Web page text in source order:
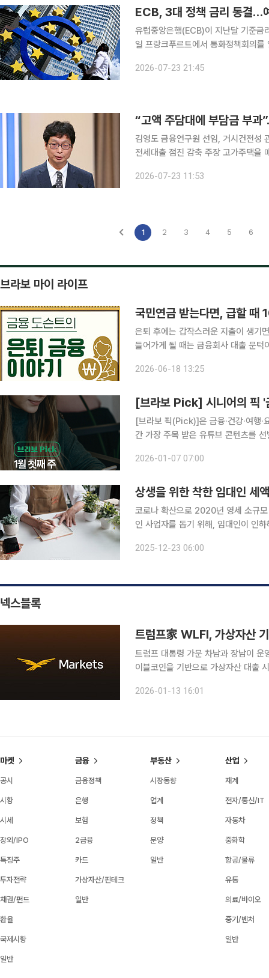
ECB, 3대 정책 금리 동결…
유럽중앙은행(ECB)이 지난달 기준금리를
일 프랑크푸르트에서 통화정책회의
격이 급등하면서 인플레이션 우려가
2026-07-23 21:45
“고액 주담대에 부담금 부과
김영도 금융연구원 선임, 거시건전성
전세대출 점진 감축 주장 고가주택을 매입하거나 고액의 주택담보대출을 받는 차주에게 대출금리
등 대출 규모를 제한하는 기존 양적
2026-07-23 11:53
1 2 3 4 5 6
브라보 마이 라이프
국민연금 받는다면, 급할 때
은퇴 후에는 갑작스러운 지출이 생기
들어가게 될 때는 금융회사 대출 문
2026-06-18 13:25
[브라보 Pick] 시니어의 픽 '
[브라보 픽(Pick)]은 금융·건강·여행
간 가장 주목 받은 유튜브 콘텐츠를
유튜브 주요 채널의 조회 흐름과 포털
2026-01-07 07:00
상생을 위한 착한 임대인 세
코로나 확산으로 2020년 영세 소규
인 사업자를 돕기 위해, 임대인이 인
한 것이다. 당초 2020년 말까지만 적
2025-12-23 06:00
넥스블록
트럼프家 WLFI, 가상자산
트럼프 대통령 가문 차남과 장남이
이블코인을 기반으로 가상자산 대출
산을 중심으로 온체인 대출 플랫폼 ‘
2026-01-13 16:01
마켓
공시
시황
시세
장외/IPO
특징주
투자전략
채권/펀드
환율
국제시황
일반
금융
금융정책
은행
보험
2금융
카드
가상자산/핀테크
일반
부동산
시장동향
업계
정책
분양
일반
산업
재계
전자/통신/IT
자동차
중화학
항공/물류
유통
의료/바이오
중기/벤처
일반